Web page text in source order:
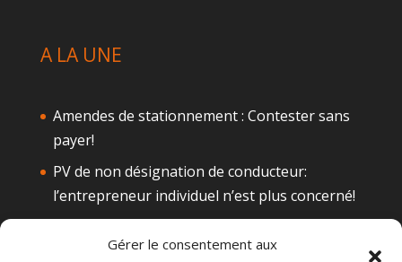
Gérer le consentement aux
A LA UNE
Amendes de stationnement : Contester sans
payer!
PV de non désignation de conducteur:
l’entrepreneur individuel n’est plus concerné!
suspension de permis